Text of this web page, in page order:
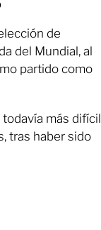
de
del Mundial, al
partido como
todavía más difícil
tras haber sido